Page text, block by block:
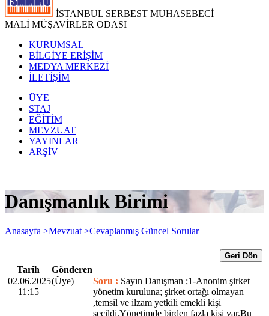
İSTANBUL SERBEST MUHASEBECİ
MALİ MÜŞAVİRLER ODASI
KURUMSAL
BİLGİYE ERİŞİM
MEDYA MERKEZİ
İLETİŞİM
ÜYE
STAJ
EĞİTİM
MEVZUAT
YAYINLAR
ARŞİV
Danışmanlık Birimi
Anasayfa >Mevzuat >Cevaplanmış Güncel Sorular
Geri Dön
Tarih
Gönderen
02.06.2025
11:15
(Üye) Soru : Sayın Danışman ;1-Anonim şirket
yönetim kuruluna; şirket ortağı olmayan
,temsil ve ilzam yetkili emekli kişi
seçildi.Yönetimde birden fazla kişi var.Bu